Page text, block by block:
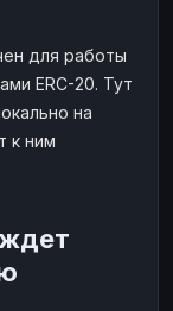
для работы
ERC-20. Тут
на
к ним